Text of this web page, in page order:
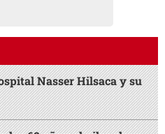
Nasser Hilsaca y su